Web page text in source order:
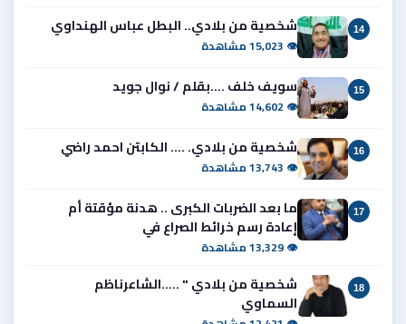
14 شخصية من بلادي.. البطل عباس الهنداوي
👁 15,023 مشاهدة
15 سويف خلف ....بقلم / نوال جويد
👁 14,602 مشاهدة
16 شخصية من بلادي. .... الكابتن احمد راضي
👁 13,743 مشاهدة
17
ما بعد الضربات الكبرى .. هدنة مؤقتة أم
إعادة رسم خرائط الصراع في
👁 13,329 مشاهدة
18
شخصية من بلادي " .....الشاعرناظم
السماوي